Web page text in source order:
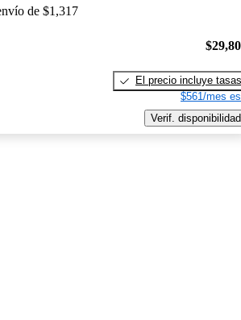
de $1,317
El precio incluye tasas
$561/mes
Verif. disponibilidad